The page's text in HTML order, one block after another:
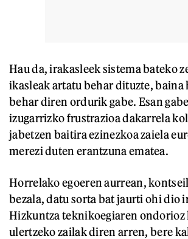
Hau da, irakasleek sistema bateko
ikasleak artatu behar dituzte, baina
behar diren ordurik gabe. Esan
izugarrizko frustrazioa dakarrela
jabetzen baitira ezinezkoa zaiela
merezi duten erantzuna ematea.
Horrelako egoeren aurrean,
bezala, datu sorta bat jaurti ohi dio
Hizkuntza teknikoegiaren
ulertzeko zailak diren arren, bere